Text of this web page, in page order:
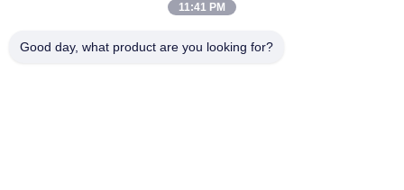
11:41 PM
Good day, what product are you looking for?